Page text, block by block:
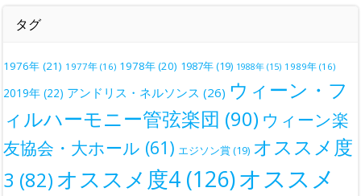
タグ
1976年 (21) 1977年 (16) 1978年(20) 1987年(19) 1988年 (15) 1989年 (16)
2019年 (22) アンドリス・ネルソンス (26) ウィーン・フ
ィルハーモニー管弦楽団 (90) ウィーン楽
友協会・大ホール (61) エジソン賞(19) オススメ度
3 (82) オススメ度4 (126)オススメ